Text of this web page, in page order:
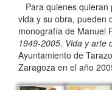
Para quienes quieran
vida y su obra, pueden
monografía de Manuel
1949-2005. Vida y arte
Ayuntamiento de
Zaragoza en el año